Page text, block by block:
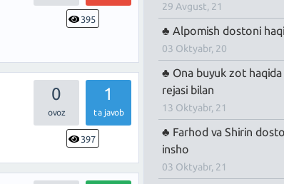
395
0 1
ta javob
397
29 Avgust, 21
Alpomish dostoni
03 Oktyabr, 20
Ona buyuk zot
rejasi bilan
13 Oktyabr, 21
Farhod va Shirin
insho
03 Oktyabr, 21